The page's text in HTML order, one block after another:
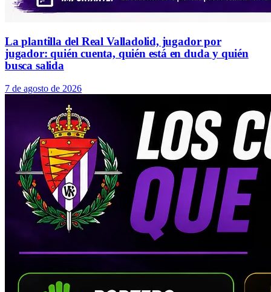
La plantilla del Real Valladolid, jugador por
jugador: quién cuenta, quién está en duda y quién
busca salida
7 de agosto de 2026